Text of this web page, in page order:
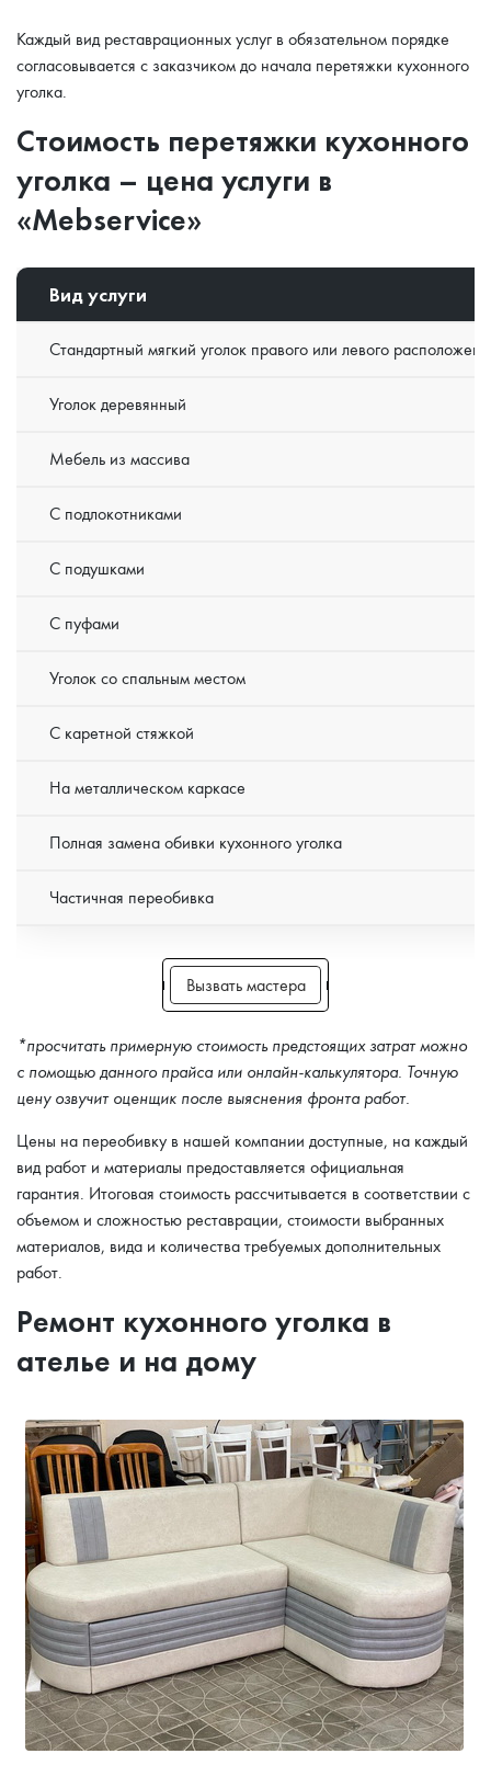
Каждый вид реставрационных услуг в обязательном порядке
согласовывается с заказчиком до начала перетяжки кухонного
уголка.
Стоимость перетяжки кухонного
уголка – цена услуги в
«Mebservice»
Вид услуги
Стандартный мягкий уголок правого или левого
Уголок деревянный
Мебель из массива
С подлокотниками
С подушками
С пуфами
Уголок со спальным местом
С каретной стяжкой
На металлическом каркасе
Полная замена обивки кухонного уголка
Частичная переобивка
Вызвать мастера
*просчитать примерную стоимость предстоящих затрат можно
с помощью данного прайса или онлайн-калькулятора. Точную
цену озвучит оценщик после выяснения фронта работ.
Цены на переобивку в нашей компании доступные, на каждый
вид работ и материалы предоставляется официальная
гарантия. Итоговая стоимость рассчитывается в соответствии с
объемом и сложностью реставрации, стоимости выбранных
материалов, вида и количества требуемых дополнительных
работ.
Ремонт кухонного уголка в
ателье и на дому